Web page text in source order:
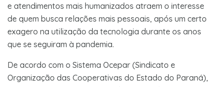
e atendimentos mais humanizados atraem o interesse
de quem busca relações mais pessoais, após um certo
exagero na utilização da tecnologia durante os anos
que se seguiram à pandemia.
De acordo com o Sistema Ocepar (Sindicato e
Organização das Cooperativas do Estado do Paraná),